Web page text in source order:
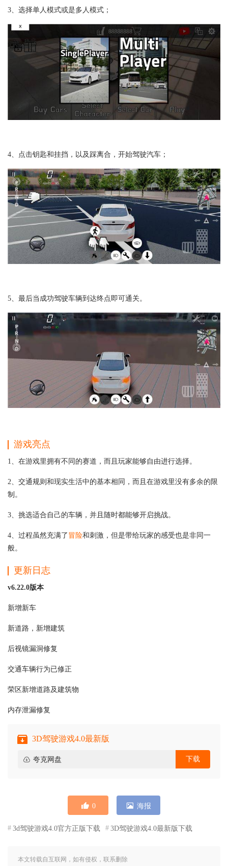
3、选择单人模式或是多人模式；
4、点击钥匙和挂挡，以及踩离合，开始驾驶汽车；
5、最后当成功驾驶车辆到达终点即可通关。
游戏亮点
1、在游戏里拥有不同的赛道，而且玩家能够自由进行选择。
2、交通规则和现实生活中的基本相同，而且在游戏里没有多余的限
制。
3、挑选适合自己的车辆，并且随时都能够开启挑战。
4、过程虽然充满了 冒险和刺激，但是带给玩家的感受也是非同一
般。
更新日志
v6.22.0版本
新增新车
新道路，新增建筑
后视镜漏洞修复
交通车辆行为已修正
荣区新增道路及建筑物
内存泄漏修复
3D驾驶游戏4.0最新版
夸克网盘 下载
0 海报
3d驾驶游戏4.0官方正版下载 3D驾驶游戏4.0最新版下载
本文转载自互联网，如有侵权，联系删除